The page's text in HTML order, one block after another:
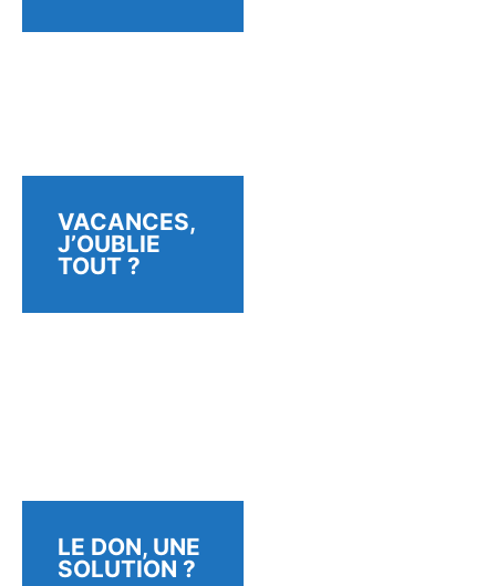
VACANCES,
J’OUBLIE
TOUT ?
LE DON, UNE
SOLUTION ?